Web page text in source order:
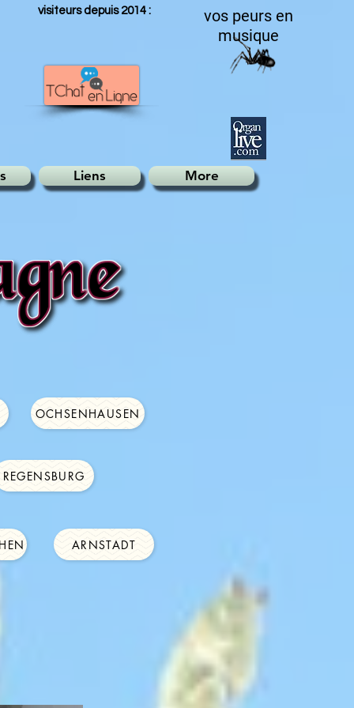
vos peurs en
musique
visiteurs depuis 2014 :
Liens More
OCHSENHAUSEN
REGENSBURG
ARNSTADT